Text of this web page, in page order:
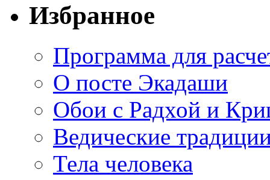
Избранное
Программа для
О посте Экадаши
Обои с Радхой и
Ведические
Тела человека